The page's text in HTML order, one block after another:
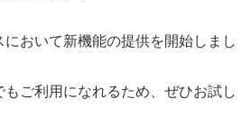
おいて新機能の提供を開始しまし
ご利用になれるため、ぜひお試し